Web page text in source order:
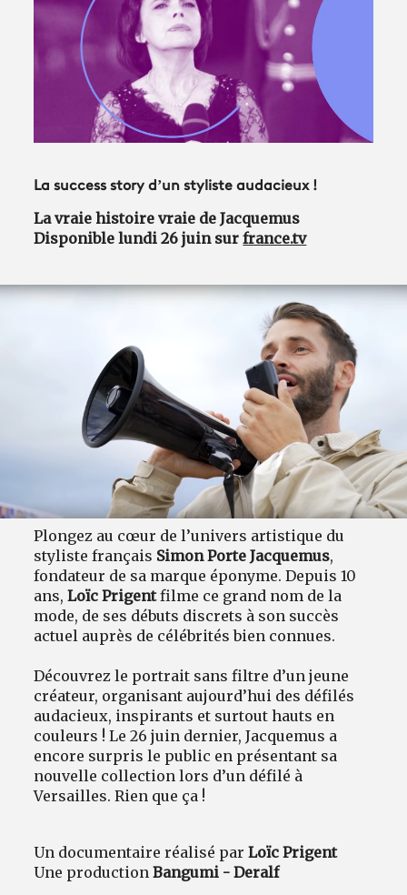
connexion
Avantages fidélité
La success story d’un styliste audacieux !
La vraie histoire vraie de Jacquemus
Disponible lundi 26 juin surfrance.tv
Plongez au cœur de l’univers artistique du
styliste français Simon Porte Jacquemus,
fondateur de sa marque éponyme. Depuis 10
ans,Loïc Prigentfilme ce grand nom de la
mode, de ses débuts discrets à son succès
actuel auprès de célébrités bien connues.
Découvrez le portrait sans filtre d’un jeune
créateur, organisant aujourd’hui des défilés
audacieux, inspirants et surtout hauts en
couleurs ! Le 26 juin dernier, Jacquemus a
encore surpris le public en présentant sa
nouvelle collection lors d’un défilé à
Versailles. Rien que ça !
Un documentaire réalisé parLoïc Prigent
Une productionBangumi - Deralf